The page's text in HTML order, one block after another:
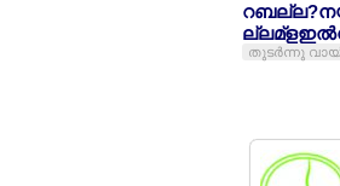
തുടര്‍ന്നു